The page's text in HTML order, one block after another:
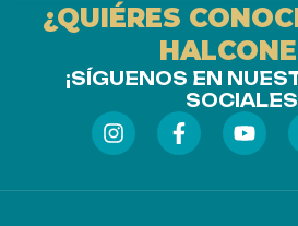
¿QUIÉRES
¡SÍGUENOS EN